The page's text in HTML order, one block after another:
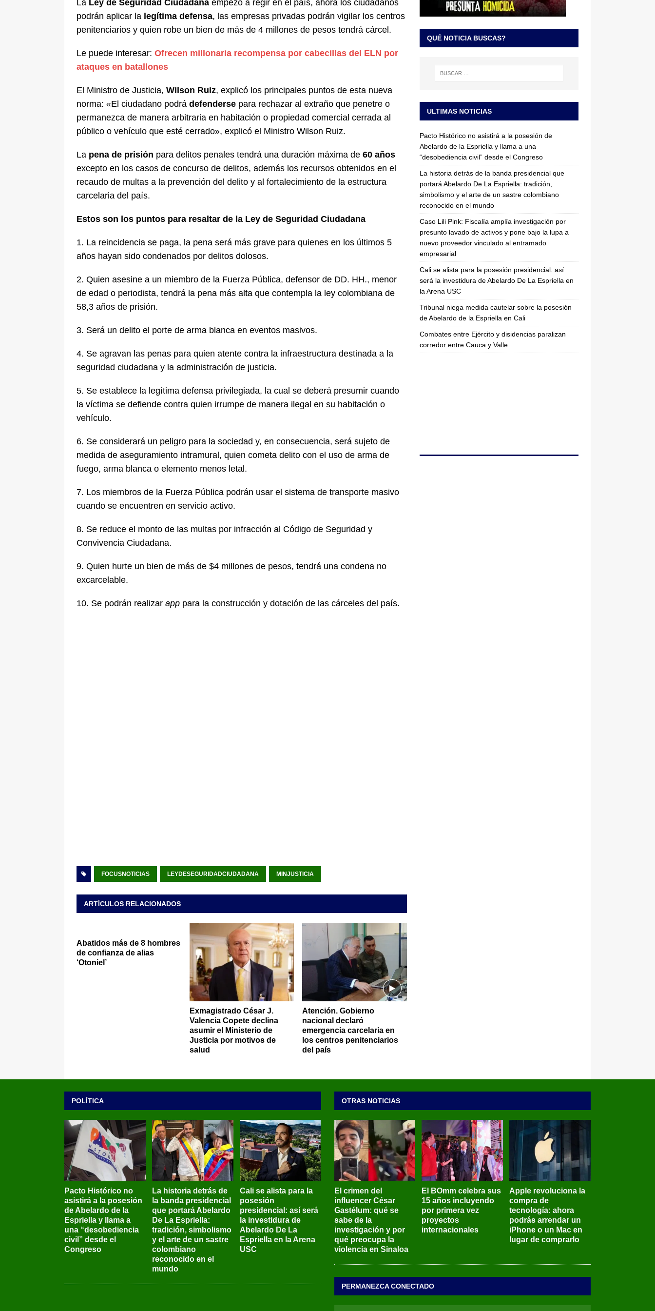
De La Espriella en la Arena USC LO ÚLTIMO
[ 6 de agosto de 2026 ] Tribunal niega medida cautelar sobre la posesión de Abelardo de la Espriella
La Ley de Seguridad Ciudadana empezó a regir en el país, ahora los ciudadanos
podrán aplicar la legítima defensa, las empresas privadas podrán vigilar los centros
penitenciarios y quien robe un bien de más de 4 millones de pesos tendrá cárcel.
Le puede interesar: Ofrecen millonaria recompensa por cabecillas del ELN por
ataques en batallones
El Ministro de Justicia, Wilson Ruiz, explicó los principales puntos de esta nueva
norma: «El ciudadano podrá defenderse para rechazar al extraño que penetre o
permanezca de manera arbitraria en habitación o propiedad comercial cerrada al
público o vehículo que esté cerrado», explicó el Ministro Wilson Ruiz.
La pena de prisión para delitos penales tendrá una duración máxima de 60 años
excepto en los casos de concurso de delitos, además los recursos obtenidos en el
recaudo de multas a la prevención del delito y al fortalecimiento de la estructura
carcelaria del país.
Estos son los puntos para resaltar de la Ley de Seguridad Ciudadana
1. La reincidencia se paga, la pena será más grave para quienes en los últimos 5
años hayan sido condenados por delitos dolosos.
2. Quien asesine a un miembro de la Fuerza Pública, defensor de DD. HH., menor
de edad o periodista, tendrá la pena más alta que contempla la ley colombiana de
58,3 años de prisión.
3. Será un delito el porte de arma blanca en eventos masivos.
4. Se agravan las penas para quien atente contra la infraestructura destinada a la
seguridad ciudadana y la administración de justicia.
5. Se establece la legítima defensa privilegiada, la cual se deberá presumir cuando
la víctima se defiende contra quien irrumpe de manera ilegal en su habitación o
vehículo.
6. Se considerará un peligro para la sociedad y, en consecuencia, será sujeto de
medida de aseguramiento intramural, quien cometa delito con el uso de arma de
fuego, arma blanca o elemento menos letal.
7. Los miembros de la Fuerza Pública podrán usar el sistema de transporte masivo
cuando se encuentren en servicio activo.
8. Se reduce el monto de las multas por infracción al Código de Seguridad y
Convivencia Ciudadana.
9. Quien hurte un bien de más de $4 millones de pesos, tendrá una condena no
excarcelable.
10. Se podrán realizar app para la construcción y dotación de las cárceles del país.
FOCUSNOTICIAS LEYDESEGURIDADCIUDADANA MINJUSTICIA
ARTÍCULOS RELACIONADOS
Abatidos más de 8 hombres
de confianza de alias
‘Otoniel’
Exmagistrado César J.
Valencia Copete declina
asumir el Ministerio de
Justicia por motivos de
salud
Atención. Gobierno
nacional declaró
emergencia carcelaria en
los centros penitenciarios
del país
QUÉ NOTICIA BUSCAS?
ULTIMAS NOTICIAS
Pacto Histórico no asistirá a la posesión de
Abelardo de la Espriella y llama a una
“desobediencia civil” desde el Congreso
La historia detrás de la banda presidencial que
portará Abelardo De La Espriella: tradición,
simbolismo y el arte de un sastre colombiano
reconocido en el mundo
Caso Lili Pink: Fiscalía amplía investigación por
presunto lavado de activos y pone bajo la lupa a
nuevo proveedor vinculado al entramado
empresarial
Cali se alista para la posesión presidencial: así
será la investidura de Abelardo De La Espriella en
la Arena USC
Tribunal niega medida cautelar sobre la posesión
de Abelardo de la Espriella en Cali
Combates entre Ejército y disidencias paralizan
corredor entre Cauca y Valle
POLÍTICA
Pacto Histórico no
asistirá a la posesión
de Abelardo de la
Espriella y llama a
una “desobediencia
civil” desde el
Congreso
La historia detrás de
la banda presidencial
que portará Abelardo
De La Espriella:
tradición, simbolismo
y el arte de un sastre
colombiano
reconocido en el
mundo
Cali se alista para la
posesión
presidencial: así será
la investidura de
Abelardo De La
Espriella en la Arena
USC
OTRAS NOTICIAS
El crimen del
influencer César
Gastélum: qué se
sabe de la
investigación y por
qué preocupa la
violencia en Sinaloa
El BOmm celebra sus
15 años incluyendo
por primera vez
proyectos
internacionales
Apple revoluciona la
compra de
tecnología: ahora
podrás arrendar un
iPhone o un Mac en
lugar de comprarlo
PERMANEZCA CONECTADO